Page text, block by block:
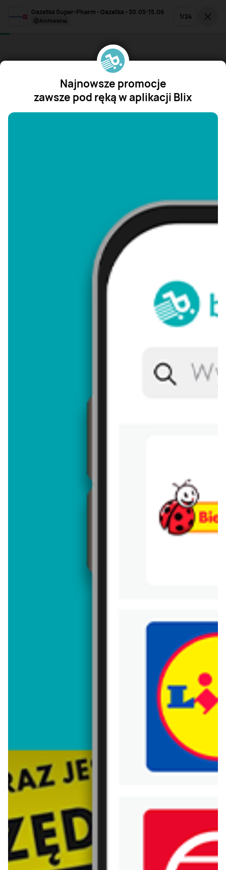
Trafiłeś na nieaktualną gazetkę
Zobacz aktualne gazetki Blix!
aktualna aktualna
Gazetka Super-Pharm - Gazetka - 30.05-15.06
archiwalna 1/24
Najnowsze promocje
zawsze pod ręką w aplikacji Blix
"/>